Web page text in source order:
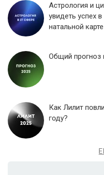
Астрология и
увидеть успех
натальной карте
Общий прогноз
Как Лилит
году?